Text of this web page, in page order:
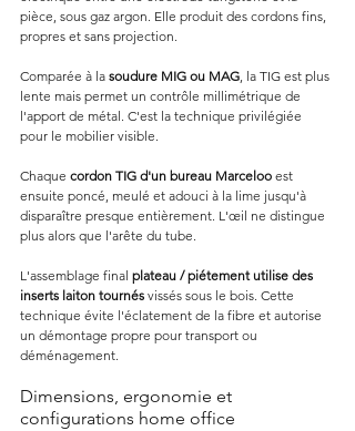
pièce, sous gaz argon. Elle produit des cordons fins,
propres et sans projection.
Comparée à la soudure MIG ou MAG, la TIG est plus
lente mais permet un contrôle millimétrique de
l'apport de métal. C'est la technique privilégiée
pour le mobilier visible.
Chaque cordon TIG d'un bureau Marceloo est
ensuite poncé, meulé et adouci à la lime jusqu'à
disparaître presque entièrement. L'œil ne distingue
plus alors que l'arête du tube.
L'assemblage final plateau / piétement utilise des
inserts laiton tournés vissés sous le bois. Cette
technique évite l'éclatement de la fibre et autorise
un démontage propre pour transport ou
déménagement.
Dimensions, ergonomie et
configurations home office